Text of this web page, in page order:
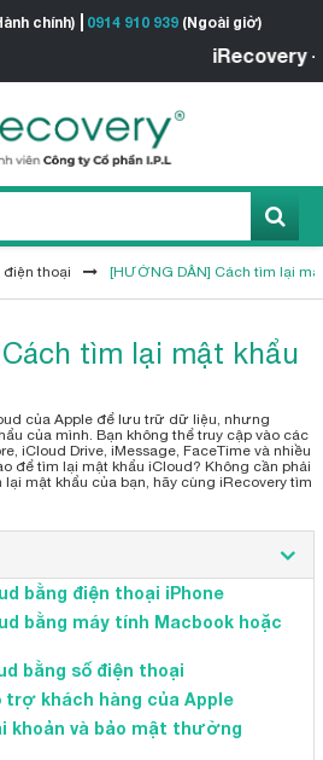
chính) 0914 910 939(Ngoài giờ)
iRecovery -
điện thoại [HƯỚNG DẪN] Cách tìm lại
tìm lại mật khẩu
của Apple để lưu trữ dữ liệu, nhưng
của mình. Bạn không thể truy cập vào các
iCloud Drive, iMessage, FaceTime và nhiều
để tìm lại mật khẩu iCloud? Không cần phải
mật khẩu của bạn, hãy cùng iRecovery tìm
bằng điện thoại iPhone
bằng máy tính Macbook hoặc
bằng số điện thoại
trợ khách hàng của Apple
khoản và bảo mật thường